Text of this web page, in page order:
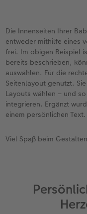
Die Innenseiten Ihrer
entweder mithilfe eines
frei. Im obigen Beispiel
bereits beschrieben,
auswählen. Für die
Seitenlayout genutzt.
Layouts wählen – und
integrieren. Ergänzt
einem persönlichen Text.
Viel Spaß beim